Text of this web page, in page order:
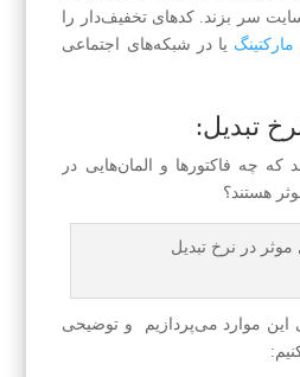
سر بزند. کد‌های تخفیف‌دار را
مارکتینگ یا در شبکه‌های اجتماعی
تبدیل:
که چه فاکتورها و المان‌هایی در
هستند؟
موارد می‌پردازیم و توضیحی